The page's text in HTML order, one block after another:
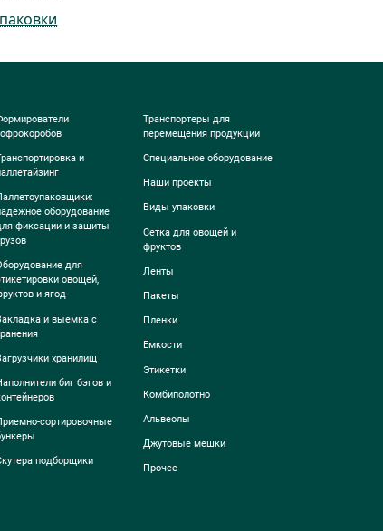
и
оборудование
фиксации и защиты
для
овощей,
и ягод
и выемка с
хранилищ
биг бэгов и
сортировочные
подборщики
Транспортеры для
перемещения продукции
Специальное оборудование
Наши проекты
Виды упаковки
Сетка для овощей и
фруктов
Ленты
Пакеты
Пленки
Емкости
Этикетки
Комбиполотно
Альвеолы
Джутовые мешки
Прочее